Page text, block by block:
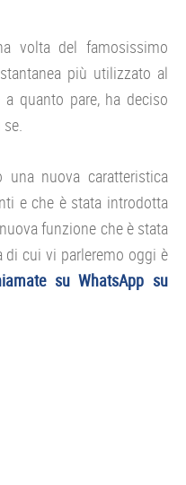
volta del famosissimo
più utilizzato al
a quanto pare, ha deciso
una nuova caratteristica
e che è stata introdotta
funzione che è stata
di cui vi parleremo oggi è
su WhatsApp su